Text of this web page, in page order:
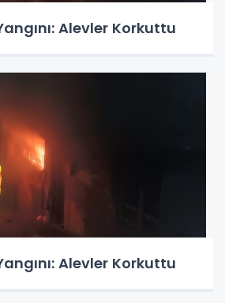
Alevler Korkuttu
Alevler Korkuttu